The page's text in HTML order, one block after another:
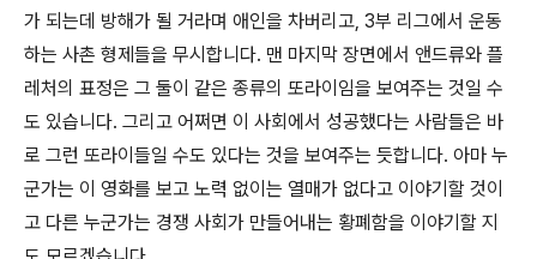
가 되는데 방해가 될 거라며 애인을 차버리고, 3부 리그에서 운동
하는 사촌 형제들을 무시합니다. 맨 마지막 장면에서 앤드류와 플
레처의 표정은 그 둘이 같은 종류의 또라이임을 보여주는 것일 수
도 있습니다. 그리고 어쩌면 이 사회에서 성공했다는 사람들은 바
로 그런 또라이들일 수도 있다는 것을 보여주는 듯합니다. 아마 누
군가는 이 영화를 보고 노력 없이는 열매가 없다고 이야기할 것이
고 다른 누군가는 경쟁 사회가 만들어내는 황폐함을 이야기할 지